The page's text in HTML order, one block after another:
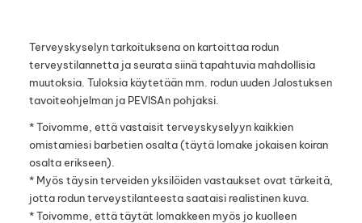
Terveyskyselyn tarkoituksena on kartoittaa rodun
terveystilannetta ja seurata siinä tapahtuvia mahdollisia
muutoksia. Tuloksia käytetään mm. rodun uuden Jalostuksen
tavoiteohjelman ja PEVISAn pohjaksi.
* Toivomme, että vastaisit terveyskyselyyn kaikkien
omistamiesi barbetien osalta (täytä lomake jokaisen koiran
osalta erikseen).
* Myös täysin terveiden yksilöiden vastaukset ovat tärkeitä,
jotta rodun terveystilanteesta saataisi realistinen kuva.
* Toivomme, että täytät lomakkeen myös jo kuolleen